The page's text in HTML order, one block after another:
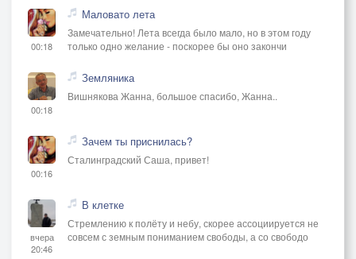
00:18
Маловато лета
Замечательно! Лета всегда было мало, но в этом году
только одно желание - поскорее бы оно закончи
00:18
Земляника
Вишнякова Жанна, большое спасибо, Жанна..
00:16
Зачем ты приснилась?
Сталинградский Саша, привет!
вчера
20:46
В клетке
Стремлению к полёту и небу, скорее ассоциируется не
совсем с земным пониманием свободы, а со свободо